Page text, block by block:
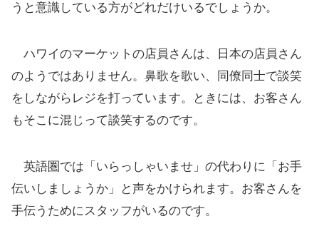
うと意識している方がどれだけいるでしょうか。
ハワイのマーケットの店員さんは、日本の店員さん
のようではありません。鼻歌を歌い、同僚同士で談笑
をしながらレジを打っています。ときには、お客さん
もそこに混じって談笑するのです。
英語圏では「いらっしゃいませ」の代わりに「お手
伝いしましょうか」と声をかけられます。お客さんを
手伝うためにスタッフがいるのです。